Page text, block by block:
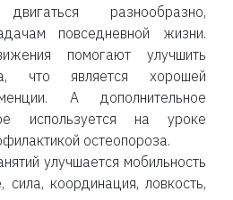
разнообразно,
повседневной жизни.
помогают улучшить
что является хорошей
А дополнительное
используется на уроке
остеопороза.
улучшается мобильность
сила, координация, ловкость,